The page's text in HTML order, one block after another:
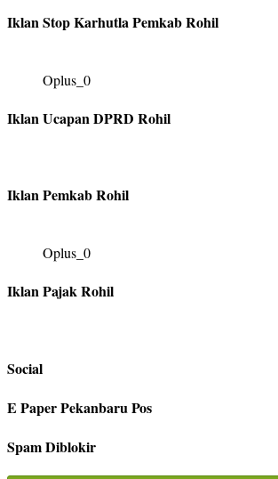
Iklan Stop Karhutla Pemkab Rohil
Oplus_0
Iklan Ucapan DPRD Rohil
Iklan Pemkab Rohil
Oplus_0
Iklan Pajak Rohil
Social
E Paper Pekanbaru Pos
Spam Diblokir